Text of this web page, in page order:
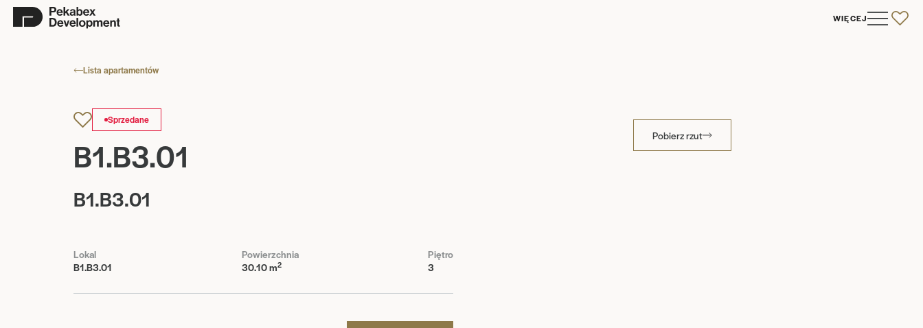
WIĘCEJ 0
Lista apartamentów
Sprzedane
B1.B3.01
B1.B3.01
Lokal
B1.B3.01
Powierzchnia
30.10 m2
Piętro
3
Pobierz rzut